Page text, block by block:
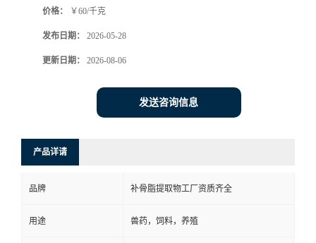
价格： ￥60/千克
发布日期： 2026-05-28
更新日期： 2026-08-06
发送咨询信息
产品详请
品牌 补骨脂提取物工厂资质齐全
用途 兽药，饲料，养殖